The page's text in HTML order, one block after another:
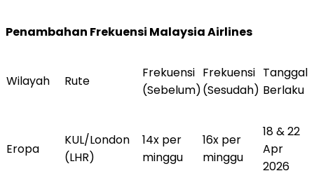
Penambahan Frekuensi Malaysia Airlines
Wilayah Rute
Frekuensi
(Sebelum)
Frekuensi
(Sesudah)
Tanggal
Berlaku
Eropa
KUL/London
(LHR)
14x per
minggu
16x per
minggu
18 & 22
Apr
2026